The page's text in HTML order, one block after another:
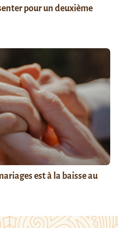
pour un deuxième
est à la baisse au